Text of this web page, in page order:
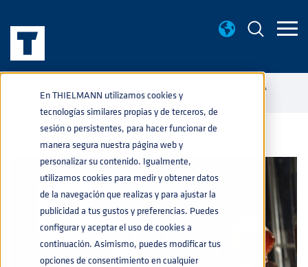
En THIELMANN utilizamos cookies y
tecnologías similares propias y de terceros, de
sesión o persistentes, para hacer funcionar de
manera segura nuestra página web y
personalizar su contenido. Igualmente,
utilizamos cookies para medir y obtener datos
de la navegación que realizas y para ajustar la
publicidad a tus gustos y preferencias. Puedes
configurar y aceptar el uso de cookies a
continuación. Asimismo, puedes modificar tus
opciones de consentimiento en cualquier
CÓMO LIMPIAR EL BARRIL PARA
CONSERVAR LAS PROPIEDADES DE LA CERVEZA